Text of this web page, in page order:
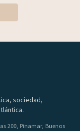
sociedad,
200, Pinamar, Buenos